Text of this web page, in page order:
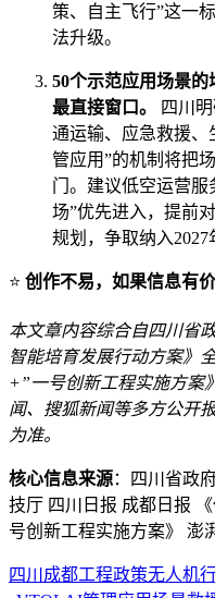
策、自主飞行”这一
法升级。
50个示范应用场景
最直接窗口。
四川
通运输、应急救援、
管应用”的机制将把
门。建议低空运营服
场”优先进入，提前
规划，争取纳入2027
⭐ 创作不易，如果信息有
本文章内容综合自四川省
智能培育发展行动方案》
+”一号创新工程实施方案
闻、搜狐新闻等多方公开
为准。
核心信息来源：四川省政
技厅 四川日报 成都日报
号创新工程实施方案》 澎
四川 成都工程政策无人机